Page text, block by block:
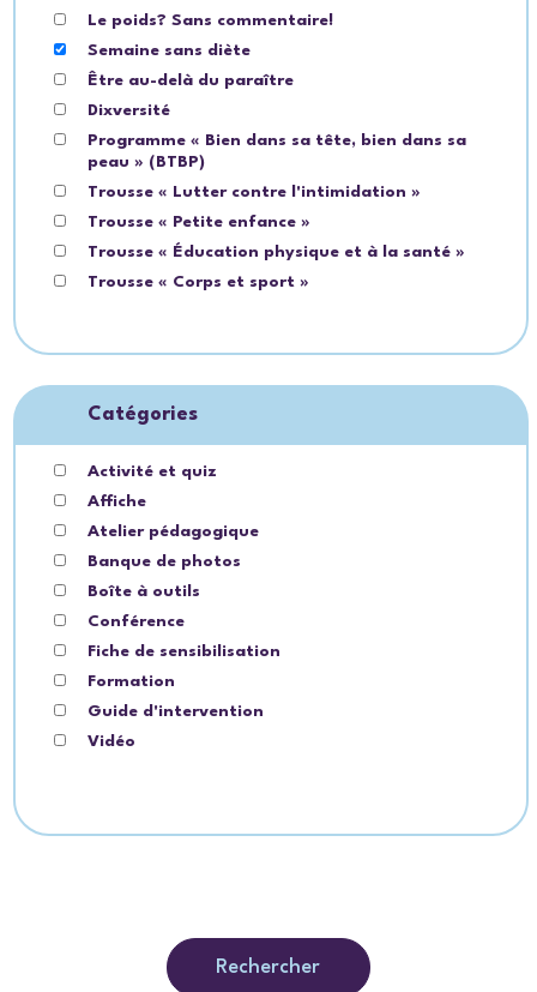
Le poids? Sans commentaire!
Semaine sans diète
Être au-delà du paraître
Dixversité
Programme « Bien dans sa tête, bien dans sa
peau » (BTBP)
Trousse « Lutter contre l'intimidation »
Trousse « Petite enfance »
Trousse « Éducation physique et à la santé »
Trousse « Corps et sport »
Catégories
Activité et quiz
Affiche
Atelier pédagogique
Banque de photos
Boîte à outils
Conférence
Fiche de sensibilisation
Formation
Guide d'intervention
Vidéo
Rechercher